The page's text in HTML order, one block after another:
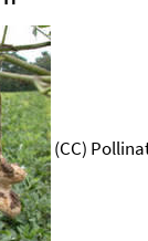
(CC)